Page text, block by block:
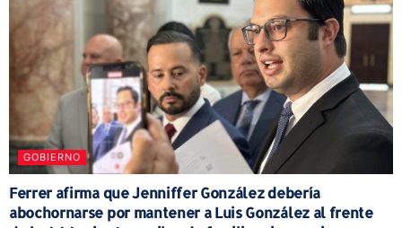
GOBIERNO
Ferrer afirma que Jenniffer González debería
abochornarse por mantener a Luis González al frente